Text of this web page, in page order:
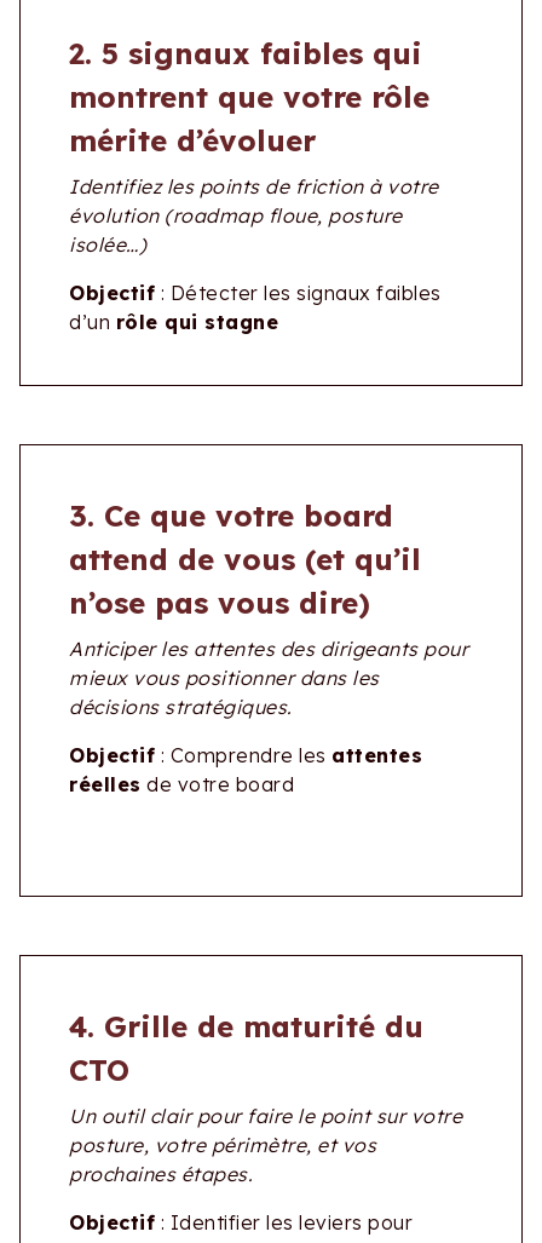
2. 5 signaux faibles qui
montrent que votre rôle
mérite d’évoluer
Identifiez les points de friction à votre
évolution (roadmap floue, posture
isolée…)
Objectif : Détecter les signaux faibles
d’un rôle qui stagne
3. Ce que votre board
attend de vous (et qu’il
n’ose pas vous dire)
Anticiper les attentes des dirigeants pour
mieux vous positionner dans les
décisions stratégiques.
Objectif : Comprendre les attentes
réelles de votre board
4. Grille de maturité du
CTO
Un outil clair pour faire le point sur votre
posture, votre périmètre, et vos
prochaines étapes.
Objectif : Identifier les leviers pour